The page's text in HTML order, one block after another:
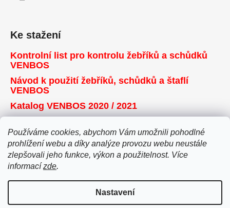
Používáme cookies, abychom Vám umožnili pohodlné
prohlížení webu a díky analýze provozu webu neustále
zlepšovali jeho funkce, výkon a použitelnost. Více
informací zde.
Nastavení
Ke stažení
Kontrolní list pro kontrolu žebříků a schůdků
VENBOS
Návod k použití žebříků, schůdků a štaflí
VENBOS
Katalog VENBOS 2020 / 2021
Přijímáme online platby